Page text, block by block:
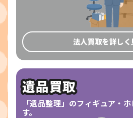
法人買取を詳しく
遺品買取
「遺品整理」のフィギュア・
す。